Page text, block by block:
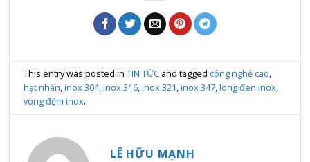
This entry was posted inTIN TỨC and tagged công nghệ cao,
hạt nhân,inox 304,inox 316,inox 321,inox 347,long đen inox,
vòng đệm inox.
LÊ HỮU MẠNH